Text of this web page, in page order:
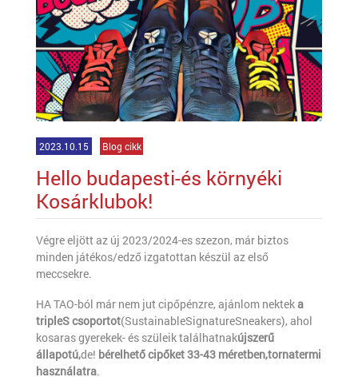
2023.10.15 Blog cikk
Hello budapesti-és környéki
Kosárklubok!
Végre eljött az új 2023/2024-es szezon, már biztos
minden játékos/edző izgatottan készül az első
meccsekre.
HA TAO-ból már nem jut cipőpénzre, ajánlom nekteka
tripleS csoportot(SustainableSignatureSneakers), ahol
kosaras gyerekek- és szüleik találhatnakújszerű
állapotú,de! bérelhető cipőket 33-43 méretben,tornatermi
használatra.